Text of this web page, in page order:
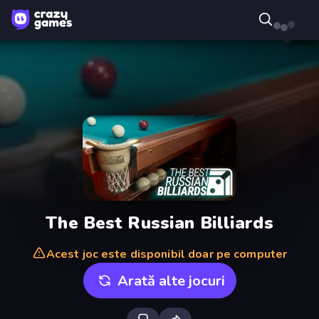
The Best Russian Billiards
Acest joc este disponibil doar pe computer
Arată alte jocuri